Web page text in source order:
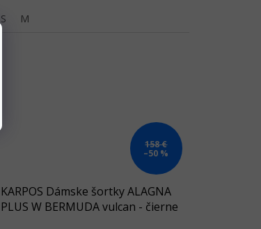
S
M
158 €
–50 %
KARPOS Dámske šortky ALAGNA
PLUS W BERMUDA vulcan - čierne